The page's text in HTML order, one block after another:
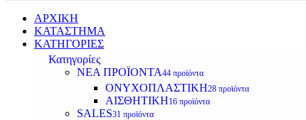
ΑΡΧΙΚΗ
ΚΑΤΑΣΤΗΜΑ
ΚΑΤΗΓΟΡΙΕΣ
Κατηγορίες
ΝΕΑ ΠΡΟΪΟΝΤΑ44 προϊόντα
ΟΝΥΧΟΠΛΑΣΤΙΚΗ28 προϊόντα
ΑΙΣΘΗΤΙΚΗ16 προϊόντα
SALES31 προϊόντα